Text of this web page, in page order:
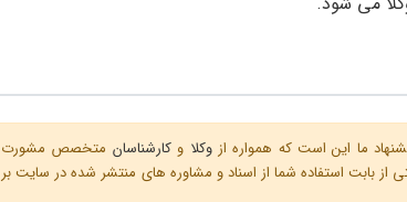
ما این است که همواره ازوکلا وکارشناسان متخصص مشورت
بابت استفاده شما از اسناد و مشاوره های منتشر شده در سایت بر